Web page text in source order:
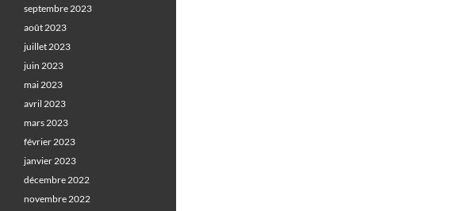
septembre 2023
août 2023
juillet 2023
juin 2023
mai 2023
avril 2023
mars 2023
février 2023
janvier 2023
décembre 2022
novembre 2022